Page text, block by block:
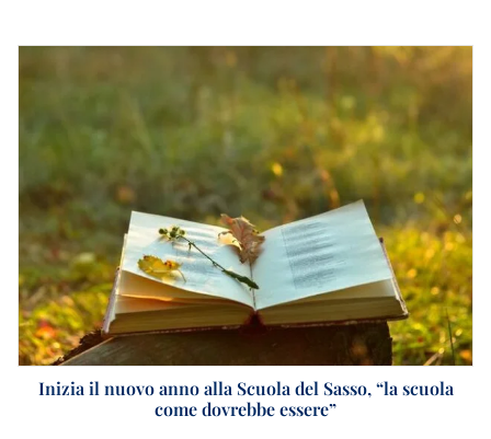
Inizia il nuovo anno alla Scuola del Sasso, “la scuola
come dovrebbe essere”